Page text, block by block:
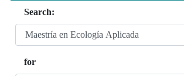
Search:
for